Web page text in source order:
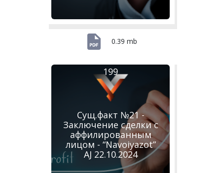
0.39 mb
Сущ.факт №21 -
Заключение сделки с
аффилированным
лицом - “Navoiyazot”
AJ 22.10.2024
199